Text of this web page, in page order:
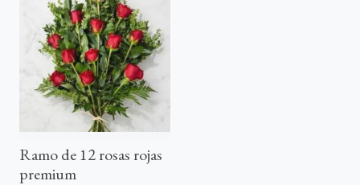
Ramo de 12 rosas rojas
premium